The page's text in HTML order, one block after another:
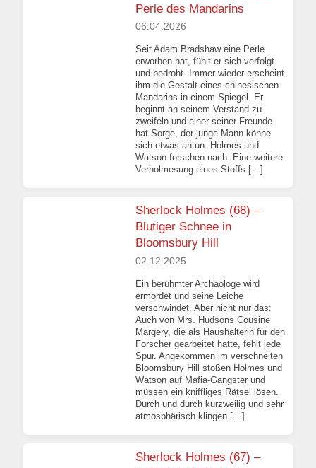
Perle des Mandarins
06.04.2026
Seit Adam Bradshaw eine Perle
erworben hat, fühlt er sich verfolgt
und bedroht. Immer wieder erscheint
ihm die Gestalt eines chinesischen
Mandarins in einem Spiegel. Er
beginnt an seinem Verstand zu
zweifeln und einer seiner Freunde
hat Sorge, der junge Mann könne
sich etwas antun. Holmes und
Watson forschen nach. Eine weitere
Verholmesung eines Stoffs […]
Sherlock Holmes (68) –
Blutiger Schnee in
Bloomsbury Hill
02.12.2025
Ein berühmter Archäologe wird
ermordet und seine Leiche
verschwindet. Aber nicht nur das:
Auch von Mrs. Hudsons Cousine
Margery, die als Haushälterin für den
Forscher gearbeitet hatte, fehlt jede
Spur. Angekommen im verschneiten
Bloomsbury Hill stoßen Holmes und
Watson auf Mafia-Gangster und
müssen ein kniffliges Rätsel lösen.
Durch und durch kurzweilig und sehr
atmosphärisch klingen […]
Sherlock Holmes (67) –